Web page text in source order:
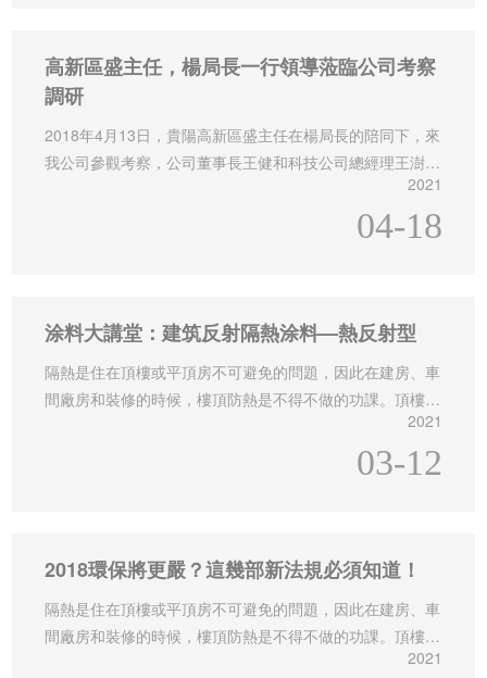
高新區盛主任，楊局長一行領導蒞臨公司考察
調研
2018年4月13日，貴陽高新區盛主任在楊局長的陪同下，來
我公司參觀考察，公司董事長王健和科技公司總經理王澍給
予了熱情招待，就產品建筑用絕熱（保溫隔熱）涂料及公司
2021
04-18
涂料大講堂：建筑反射隔熱涂料—熱反射型
隔熱是住在頂樓或平頂房不可避免的問題，因此在建房、車
間廠房和裝修的時候，樓頂防熱是不得不做的功課。頂樓防
2021
03-12
2018環保將更嚴？這幾部新法規必須知道！
隔熱是住在頂樓或平頂房不可避免的問題，因此在建房、車
間廠房和裝修的時候，樓頂防熱是不得不做的功課。頂樓防
2021